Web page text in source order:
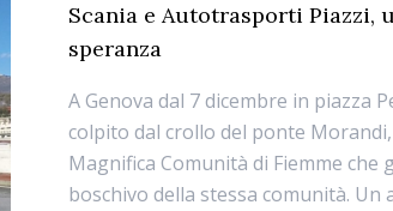
Scania e Autotrasporti Piazzi,
speranza
A Genova dal 7 dicembre in piazza
colpito dal crollo del ponte
Magnifica Comunità di Fiemme che
boschivo della stessa comunità.